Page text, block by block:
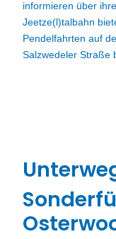
informieren über
Jeetze(l)talbahn
Pendelfahrten auf
Salzwedeler Straße